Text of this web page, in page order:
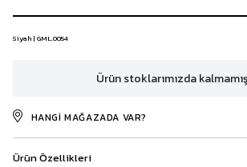
Siyah | GML.0054
Ürün stoklarımızda
HANGI MAĞAZADA VAR?
Ürün Özellikleri